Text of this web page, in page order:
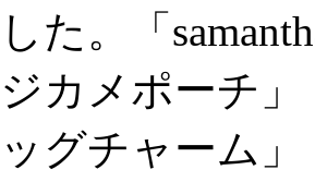
した。「
ジカメポーチ」
ッグチャーム」